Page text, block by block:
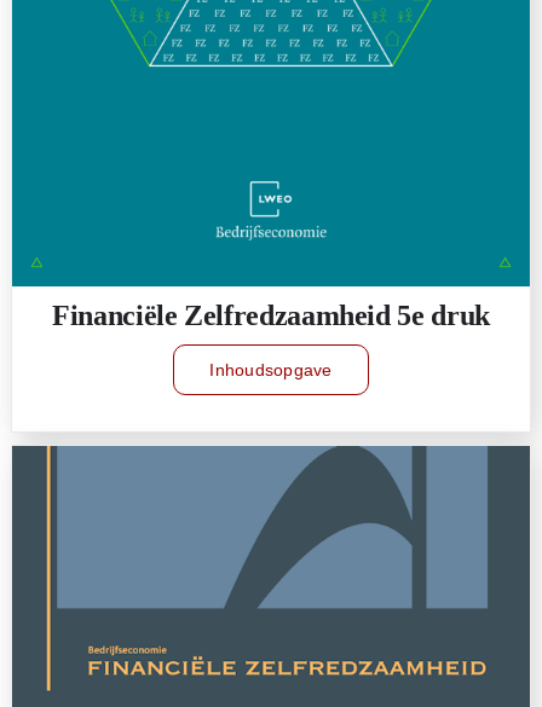
Financiële Zelfredzaamheid 5e druk
Inhoudsopgave